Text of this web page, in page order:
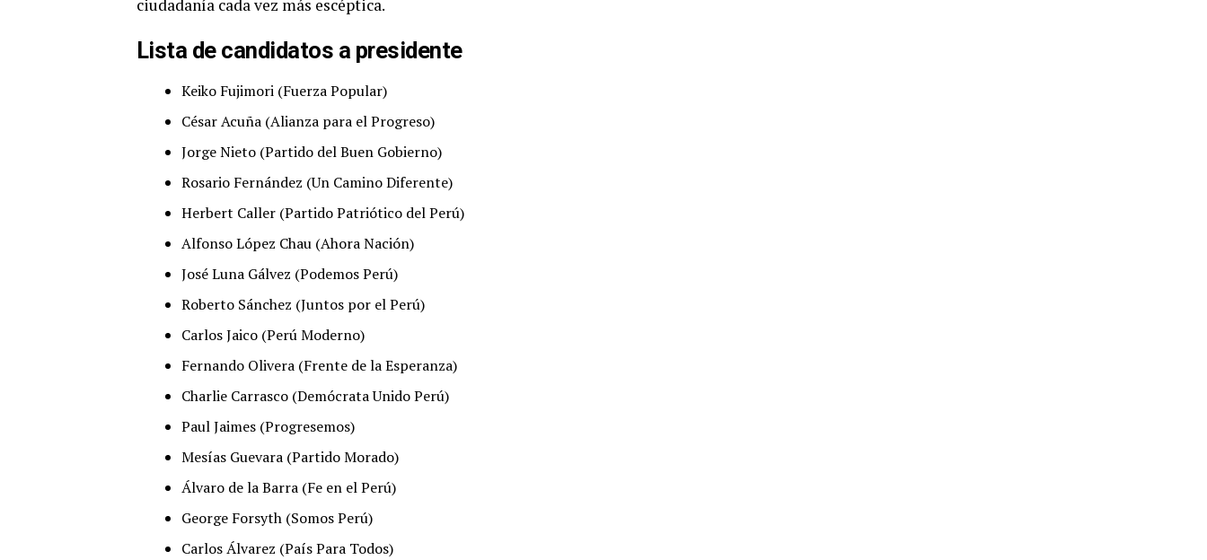
ciudadanía cada vez más escéptica.
Lista de candidatos a presidente
Keiko Fujimori (Fuerza Popular)
César Acuña (Alianza para el Progreso)
Jorge Nieto (Partido del Buen Gobierno)
Rosario Fernández (Un Camino Diferente)
Herbert Caller (Partido Patriótico del Perú)
Alfonso López Chau (Ahora Nación)
José Luna Gálvez (Podemos Perú)
Roberto Sánchez (Juntos por el Perú)
Carlos Jaico (Perú Moderno)
Fernando Olivera (Frente de la Esperanza)
Charlie Carrasco (Demócrata Unido Perú)
Paul Jaimes (Progresemos)
Mesías Guevara (Partido Morado)
Álvaro de la Barra (Fe en el Perú)
George Forsyth (Somos Perú)
Carlos Álvarez (País Para Todos)